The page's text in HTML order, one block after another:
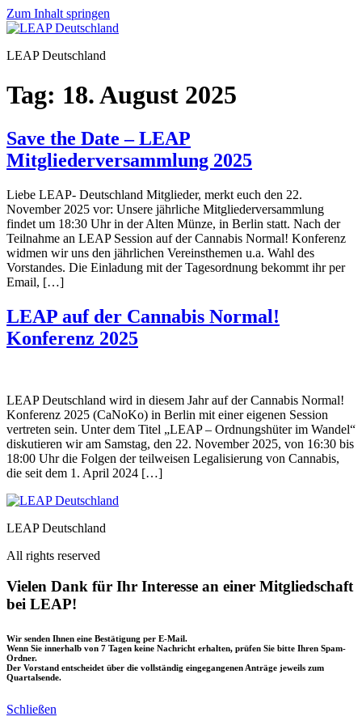
Zum Inhalt springen
LEAP Deutschland
Tag: 18. August 2025
Save the Date – LEAP
Mitgliederversammlung 2025
Liebe LEAP- Deutschland Mitglieder, merkt euch den 22.
November 2025 vor: Unsere jährliche Mitgliederversammlung
findet um 18:30 Uhr in der Alten Münze, in Berlin statt. Nach der
Teilnahme an LEAP Session auf der Cannabis Normal! Konferenz
widmen wir uns den jährlichen Vereinsthemen u.a. Wahl des
Vorstandes. Die Einladung mit der Tagesordnung bekommt ihr per
Email, […]
LEAP auf der Cannabis Normal!
Konferenz 2025
LEAP Deutschland wird in diesem Jahr auf der Cannabis Normal!
Konferenz 2025 (CaNoKo) in Berlin mit einer eigenen Session
vertreten sein. Unter dem Titel „LEAP – Ordnungshüter im Wandel“
diskutieren wir am Samstag, den 22. November 2025, von 16:30 bis
18:00 Uhr die Folgen der teilweisen Legalisierung von Cannabis,
die seit dem 1. April 2024 […]
LEAP Deutschland
All rights reserved
Vielen Dank für Ihr Interesse an einer Mitgliedschaft
bei LEAP!
Wir senden Ihnen eine Bestätigung per E-Mail.
Wenn Sie innerhalb von 7 Tagen keine Nachricht erhalten, prüfen Sie bitte Ihren Spam-
Ordner.
Der Vorstand entscheidet über die vollständig eingegangenen Anträge jeweils zum
Quartalsende.
Schließen